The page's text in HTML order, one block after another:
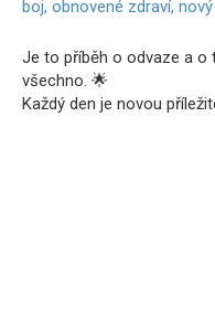
Je to příběh o odvaze a o
všechno. 🌟
Každý den je novou